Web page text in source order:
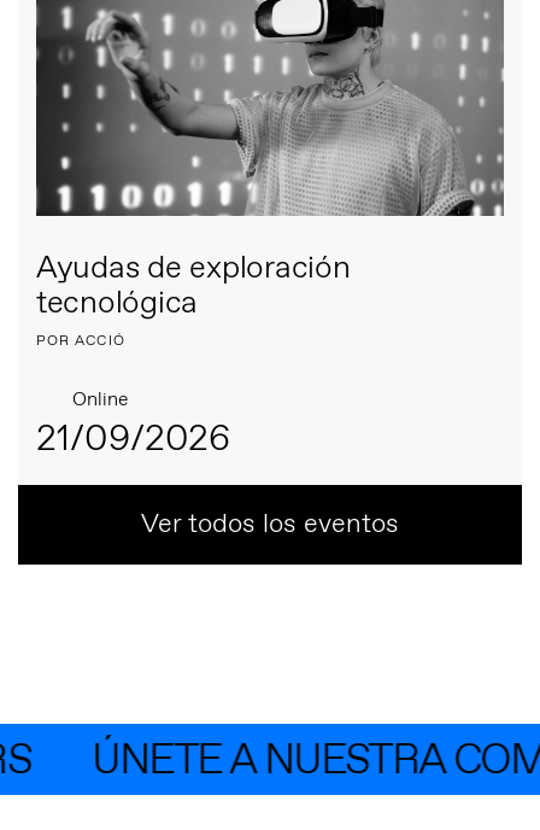
Ayudas de exploración
tecnológica
POR ACCIÓ
Online
21/09/2026
Ver todos los eventos
ÚNETE A NUESTRA